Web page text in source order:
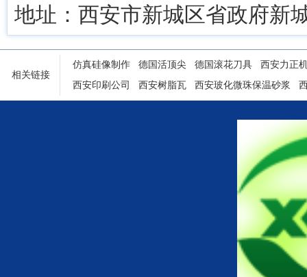
地址：西安市新城区省政府新
相关链接
仿真硅像制作 德国活顶尖 德国滚花刀具
西安力正
西安印刷公司
西安树脂瓦 西安玻化微珠保温砂浆